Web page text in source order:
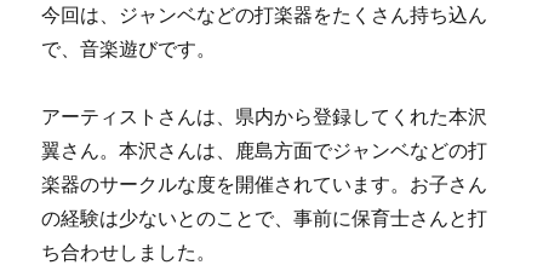
今回は、ジャンベなどの打楽器をたくさん持ち込ん
で、音楽遊びです。
アーティストさんは、県内から登録してくれた本沢
翼さん。本沢さんは、鹿島方面でジャンベなどの打
楽器のサークルな度を開催されています。お子さん
の経験は少ないとのことで、事前に保育士さんと打
ち合わせしました。